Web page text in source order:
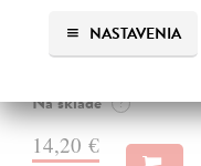
NASTAVENIA
Dovolenka na Kréte je
Anabela pri mori
usušenú jaštericu,
Na sklade ?
14,20 €